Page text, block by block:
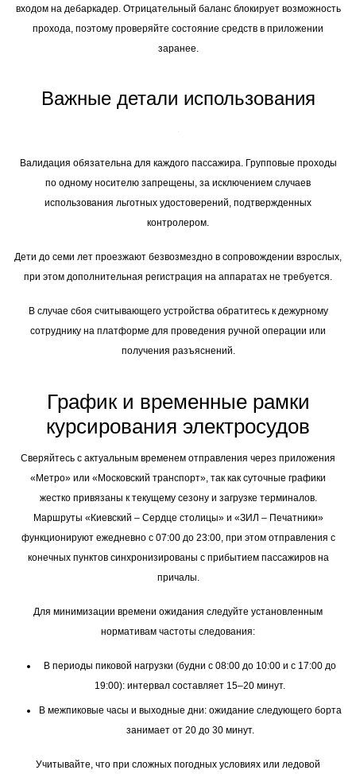
входом на дебаркадер. Отрицательный баланс блокирует возможность
прохода, поэтому проверяйте состояние средств в приложении
заранее.
Важные детали использования
Валидация обязательна для каждого пассажира. Групповые проходы
по одному носителю запрещены, за исключением случаев
использования льготных удостоверений, подтвержденных
контролером.
Дети до семи лет проезжают безвозмездно в сопровождении взрослых,
при этом дополнительная регистрация на аппаратах не требуется.
В случае сбоя считывающего устройства обратитесь к дежурному
сотруднику на платформе для проведения ручной операции или
получения разъяснений.
График и временные рамки
курсирования электросудов
Сверяйтесь с актуальным временем отправления через приложения
«Метро» или «Московский транспорт», так как суточные графики
жестко привязаны к текущему сезону и загрузке терминалов.
Маршруты «Киевский – Сердце столицы» и «ЗИЛ – Печатники»
функционируют ежедневно с 07:00 до 23:00, при этом отправления с
конечных пунктов синхронизированы с прибытием пассажиров на
причалы.
Для минимизации времени ожидания следуйте установленным
нормативам частоты следования:
В периоды пиковой нагрузки (будни с 08:00 до 10:00 и с 17:00 до
19:00): интервал составляет 15–20 минут.
В межпиковые часы и выходные дни: ожидание следующего борта
занимает от 20 до 30 минут.
Учитывайте, что при сложных погодных условиях или ледовой